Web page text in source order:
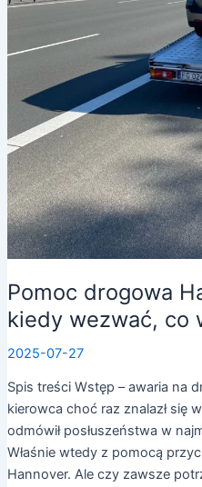
Pomoc drogowa
kiedy wezwać, co
2025-07-27
Spis treści Wstęp – awaria na
kierowca choć raz znalazł się
odmówił posłuszeństwa w
Właśnie wtedy z pomocą
Hannover. Ale czy zawsze